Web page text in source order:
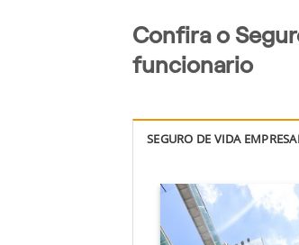
Confira o
funcionario
SEGURO DE VIDA